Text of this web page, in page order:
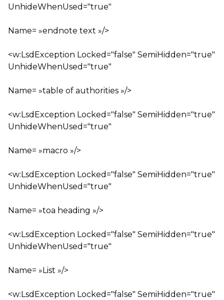
UnhideWhenUsed="true"
Name= »endnote text »/>
<w:LsdException Locked="false" SemiHidden="true"
UnhideWhenUsed="true"
Name= »table of authorities »/>
<w:LsdException Locked="false" SemiHidden="true"
UnhideWhenUsed="true"
Name= »macro »/>
<w:LsdException Locked="false" SemiHidden="true"
UnhideWhenUsed="true"
Name= »toa heading »/>
<w:LsdException Locked="false" SemiHidden="true"
UnhideWhenUsed="true"
Name= »List »/>
<w:LsdException Locked="false" SemiHidden="true"